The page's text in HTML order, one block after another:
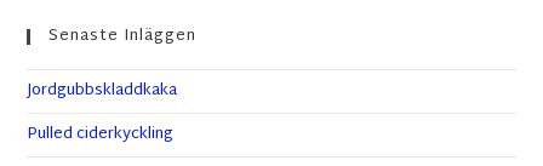
Senaste Inläggen
Jordgubbskladdkaka
Pulled ciderkyckling